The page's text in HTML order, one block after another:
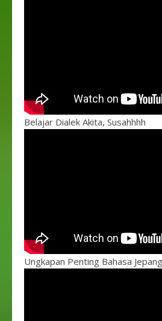
Belajar Dialek Akita, Susahhhh
Ungkapan Penting Bahasa